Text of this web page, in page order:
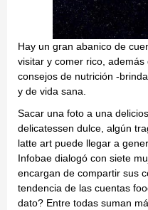
Hay un gran abanico de
visitar y comer rico,
consejos de nutrición -
y de vida sana.
Sacar una foto a una
delicatessen dulce, algún
latte art puede llegar a
Infobae dialogó con siete
encargan de compartir sus
tendencia de las cuentas
dato? Entre todas suman